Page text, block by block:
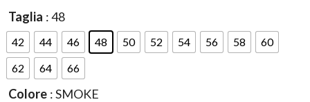
Taglia : 48
42 44 46 48 50 52 54 56 58
60
62
64 66
Colore : SMOKE